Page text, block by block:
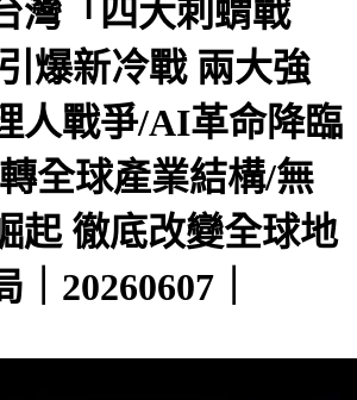
灣「四大刺蝟戰
爆新冷戰 兩大強
人戰爭/AI革命降臨
全球產業結構/無
起 徹底改變全球地
20260607｜